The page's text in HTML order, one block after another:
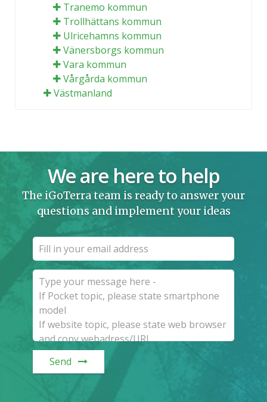
Tranemo kommun
Trollhättans kommun
Ulricehamns kommun
Vänersborgs kommun
Vara kommun
Vårgårda kommun
Västmanland
We are here to help
The iGoTerra team is ready to answer your
questions and implement your ideas
Send